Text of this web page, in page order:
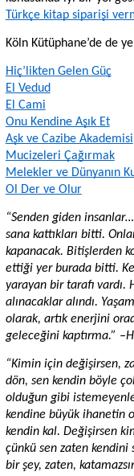
Türkçe kitap siparişi
Köln Kütüphane’de de
Hiç’likten Gelen Güç
El Vedud
El Cami
Onu Kendine Aşık Et
Aşk ve Cazibe Akademisi
Mucizeleri Çağırmak
Melekler ve Dünyanın
Ol Der ve Olur
“Senden giden
sana kattıkları bitti.
kapanacak. Bitişlerden
ettiği yer burada bitti.
yarayan bir tarafı vardı.
alınacaklar alındı.
olarak, artık enerjini
geleceğini kaptırma.”
“Kimin için değişirsen,
dön, sen kendin böyle
olduğun gibi
kendine büyük ihanetin
kendin kal. Değişirsen
çünkü sen zaten
bir şey, zaten,